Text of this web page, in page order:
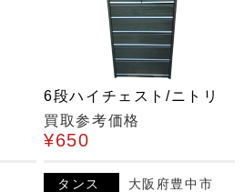
6段ハイチェスト/ニトリ
買取参考価格
¥650
タンス 大阪府豊中市